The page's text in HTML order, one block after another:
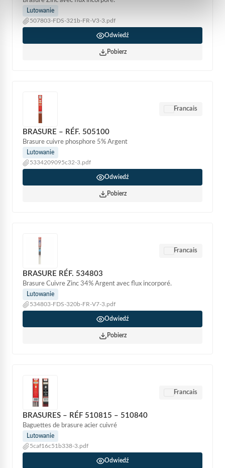
Lutowanie
507803-FDS-321b-FR-V3-3.pdf
Odwiedź
Pobierz
Francais
BRASURE – RÉF. 505100
Brasure cuivre phosphore 5% Argent
Lutowanie
5334209095c32-3.pdf
Odwiedź
Pobierz
Francais
BRASURE RÉF. 534803
Brasure Cuivre Zinc 34% Argent avec flux incorporé.
Lutowanie
534803-FDS-320b-FR-V7-3.pdf
Odwiedź
Pobierz
Francais
BRASURES – RÉF 510815 – 510840
Baguettes de brasure acier cuivré
Lutowanie
5caf16c51b338-3.pdf
Odwiedź